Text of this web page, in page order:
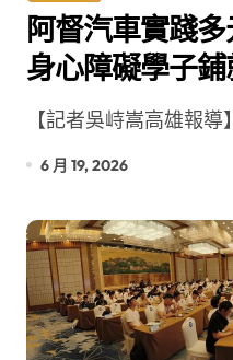
阿督汽車實踐
身心障礙學子
【記者吳峙嵩高雄報
6 月 19, 2026